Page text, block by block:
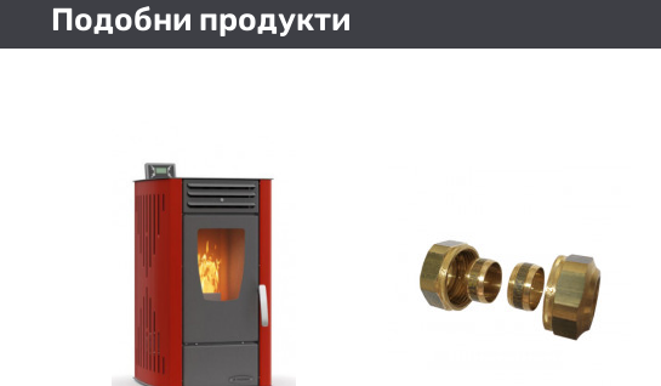
Подобни продукти